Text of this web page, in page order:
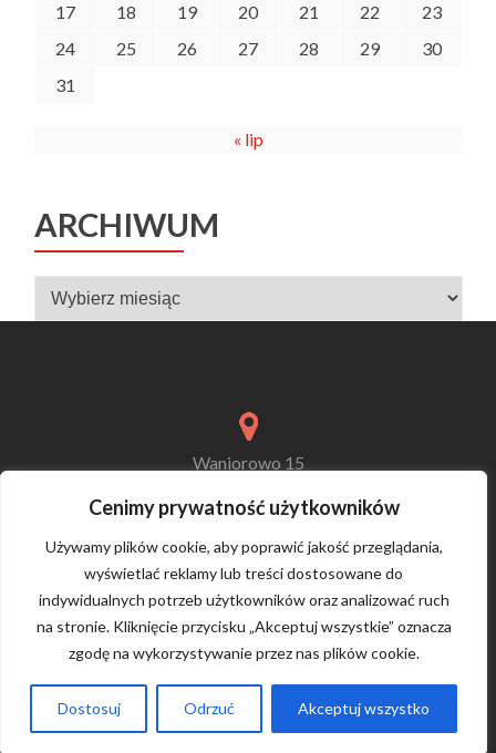
Cenimy prywatność użytkowników
Używamy plików cookie, aby poprawić jakość przeglądania,
wyświetlać reklamy lub treści dostosowane do
indywidualnych potrzeb użytkowników oraz analizować ruch
na stronie. Kliknięcie przycisku „Akceptuj wszystkie” oznacza
zgodę na wykorzystywanie przez nas plików cookie.
Dostosuj Odrzuć Akceptuj wszystko
17
18 19 20 21 22
23
24
25 26 27 28 29
30
31
« lip
ARCHIWUM
Archiwum
Waniorowo 15
mos@gryfice.pl
internat:91 38 56 245
szkoła:91 38 56 310